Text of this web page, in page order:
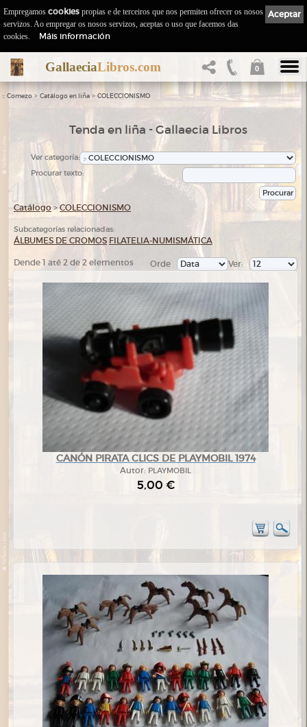
GallaeciaLibros.com 0
:: Comezo > Catálogo en liña > COLECCIONISMO
Tenda en liña - Gallaecia Libros
Ver categoría:
Procurar texto:
Catálogo >COLECCIONISMO
Subcategorías relacionadas:
ÁLBUMES DE CROMOS FILATELIA-NUMISMÁTICA
Dende 1 até 2 de 2 elementos Ver:
Orde
CANÓN PIRATA CLICS DE PLAYMOBIL 1974
Autor: PLAYMOBIL
5,00 €
Aceptar
Empregamos cookies propias e de terceiros que nos permiten ofrecer os nosos
servizos. Ao empregar os nosos servizos, aceptas o uso que facemos das
cookies.
Máis información